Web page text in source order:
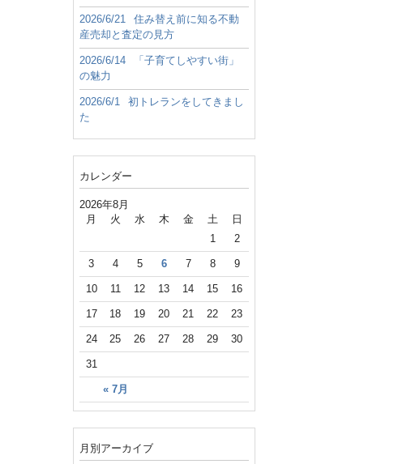
2026/6/21
住み替え前に知る不動
産売却と査定の見方
2026/6/14
「子育てしやすい街」
の魅力
2026/6/1
初トレランをしてきまし
た
カレンダー
2026年8月
月 火 水 木 金 土 日
« 7月
1 2
3 4 5 6 7 8 9
10 11 12 13 14 15 16
17 18 19 20 21 22 23
24 25 26 27 28 29 30
31
月別アーカイブ